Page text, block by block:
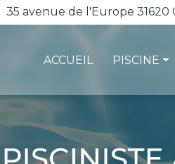
35 avenue de l'Europe
ACCUEIL PISCINE
L'étanchéité
La